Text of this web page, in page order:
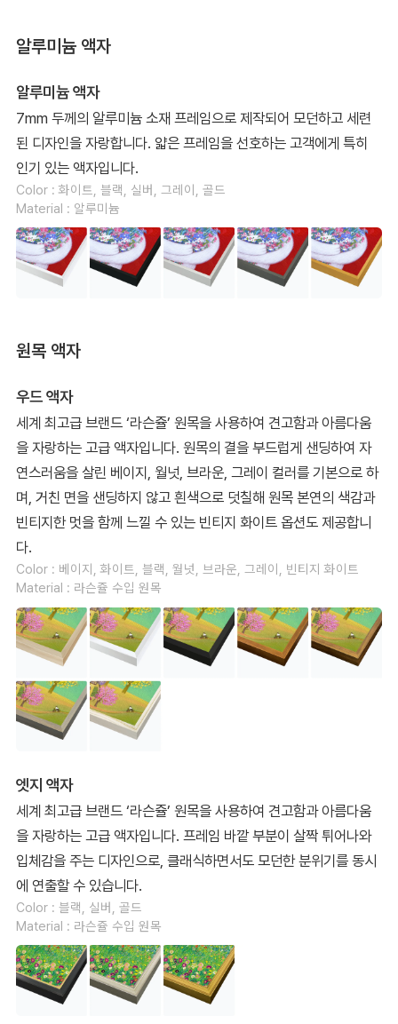
알루미늄 액자
알루미늄 액자
7mm 두께의 알루미늄 소재 프레임으로 제작되어 모던하고 세련
된 디자인을 자랑합니다. 얇은 프레임을 선호하는 고객에게 특히
인기 있는 액자입니다.
Color : 화이트, 블랙, 실버, 그레이, 골드
Material : 알루미늄
원목 액자
우드 액자
세계 최고급 브랜드 ‘라슨쥴’ 원목을 사용하여 견고함과 아름다움
을 자랑하는 고급 액자입니다. 원목의 결을 부드럽게 샌딩하여 자
연스러움을 살린 베이지, 월넛, 브라운, 그레이 컬러를 기본으로 하
며, 거친 면을 샌딩하지 않고 흰색으로 덧칠해 원목 본연의 색감과
빈티지한 멋을 함께 느낄 수 있는 빈티지 화이트 옵션도 제공합니
다.
Color : 베이지, 화이트, 블랙, 월넛, 브라운, 그레이, 빈티지 화이트
Material : 라슨쥴 수입 원목
엣지 액자
세계 최고급 브랜드 ‘라슨쥴’ 원목을 사용하여 견고함과 아름다움
을 자랑하는 고급 액자입니다. 프레임 바깥 부분이 살짝 튀어나와
입체감을 주는 디자인으로, 클래식하면서도 모던한 분위기를 동시
에 연출할 수 있습니다.
Color : 블랙, 실버, 골드
Material : 라슨쥴 수입 원목